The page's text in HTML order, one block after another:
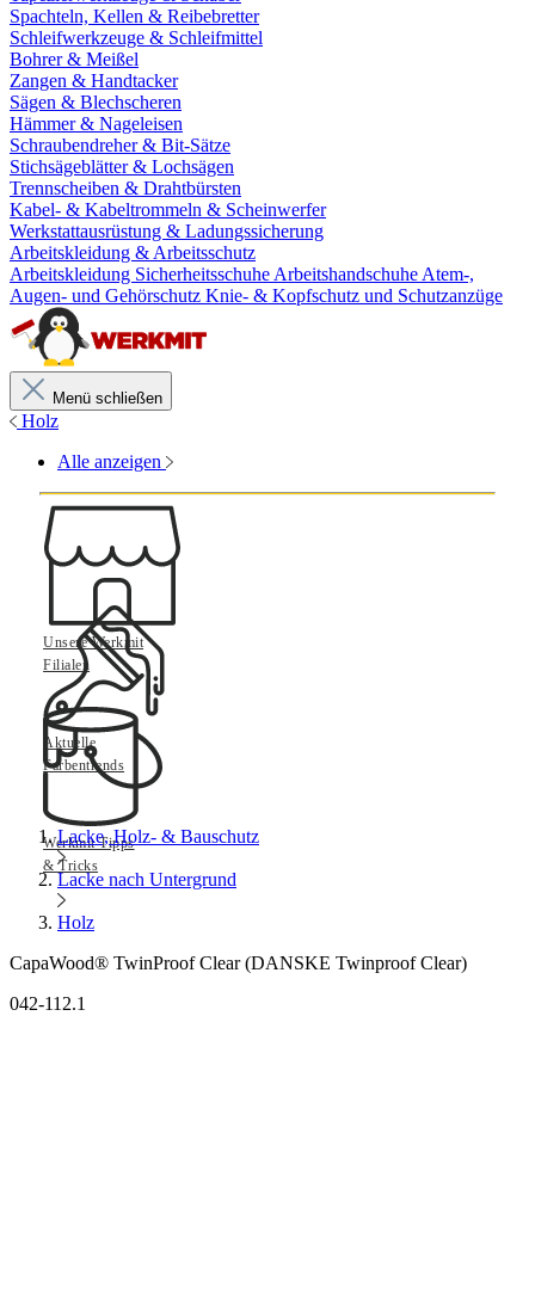
Spachteln, Kellen & Reibebretter
Schleifwerkzeuge & Schleifmittel
Bohrer & Meißel
Zangen & Handtacker
Sägen & Blechscheren
Hämmer & Nageleisen
Schraubendreher & Bit-Sätze
Stichsägeblätter & Lochsägen
Trennscheiben & Drahtbürsten
Kabel- & Kabeltrommeln & Scheinwerfer
Werkstattausrüstung & Ladungssicherung
Arbeitskleidung & Arbeitsschutz
Arbeitskleidung Sicherheitsschuhe Arbeitshandschuhe Atem-,
Augen- und Gehörschutz Knie- & Kopfschutz und Schutzanzüge
Menü schließen
Holz
Alle anzeigen
Unsere Werkmit
Filialen
Aktuelle
Farbentrends
Werkmit Tipps
& Tricks
Lacke, Holz- & Bauschutz
Lacke nach Untergrund
Holz
CapaWood® TwinProof Clear (DANSKE Twinproof Clear)
042-112.1